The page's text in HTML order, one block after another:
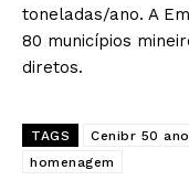
toneladas/ano. A
80 municípios
diretos.
TAGS Cenibr 50
homenagem